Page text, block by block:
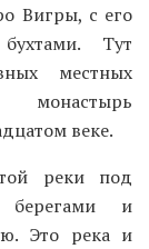
Вигры, с его
Тут
местных
монастырь
веке.
реки под
берегами и
Это река и